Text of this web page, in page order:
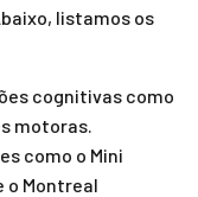
listamos os
cognitivas como
motoras.
como o Mini
o Montreal